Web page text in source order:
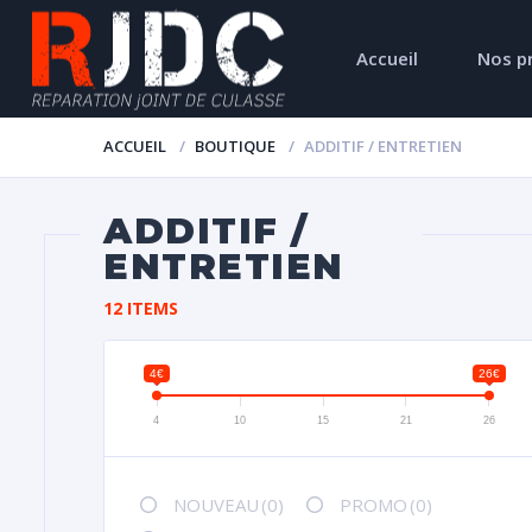
Accueil Nos
ACCUEIL BOUTIQUE ADDITIF / ENTRETIEN
ADDITIF /
ENTRETIEN
12 ITEMS
4€ 26€
4 10 15 21 26
NOUVEAU (0) PROMO (0)